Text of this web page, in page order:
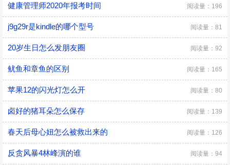
健康管理师2020年报考时间 阅读量：196
j9g29r是kindle的哪个型号 阅读量：81
20岁生日怎么发朋友圈 阅读量：92
鱿鱼和章鱼的区别 阅读量：165
苹果12的闪光灯怎么开 阅读量：80
卤好的猪耳朵怎么保存 阅读量：139
春天后母心妞怎么被救出来的 阅读量：126
反贪风暴4林峰演的谁 阅读量：94